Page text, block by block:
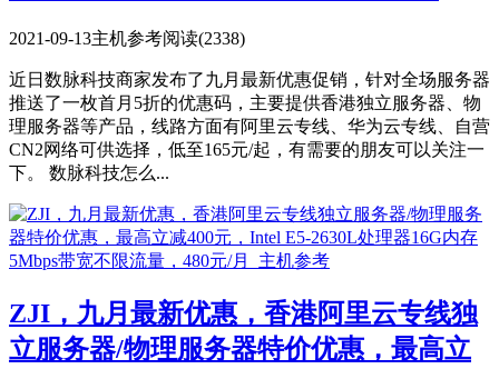
2021-09-13主机参考阅读(2338)
近日数脉科技商家发布了九月最新优惠促销，针对全场服务器
推送了一枚首月5折的优惠码，主要提供香港独立服务器、物
理服务器等产品，线路方面有阿里云专线、华为云专线、自营
CN2网络可供选择，低至165元/起，有需要的朋友可以关注一
下。 数脉科技怎么...
ZJI，九月最新优惠，香港阿里云专线独
立服务器/物理服务器特价优惠，最高立